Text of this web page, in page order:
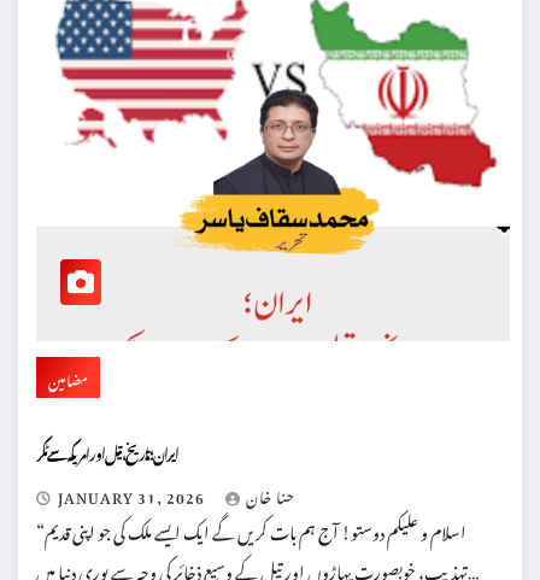
مضامین
ایران؛ تاریخ ، تیل اور امریکہ سے ٹکر
JANUARY 31, 2026
حنا خان
“اسلام و علیکم دوستو! آج ہم بات کریں گے ایک ایسے ملک کی جو اپنی قدیم
تہذیب، خوبصورت پہاڑوں اور تیل کے وسیع ذخائر کی وجہ سے پوری دنیا میں…